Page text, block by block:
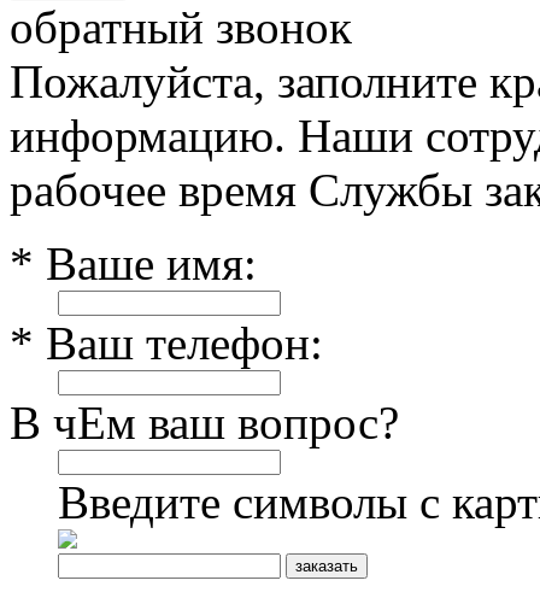
обратный звонок
Пожалуйста, заполните
информацию. Наши
рабочее время Службы
* Ваше имя:
* Ваш телефон:
В чЕм ваш вопрос?
Введите символы с